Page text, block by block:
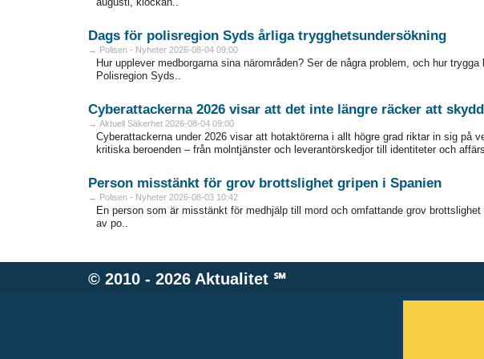
Dags för polisregion Syds årliga trygghetsundersökning
→ Polisen - Nyheter 2026-08-04 09:00
Hur upplever medborgarna sina närområden? Ser de några problem, och hur trygga
Polisregion Syds..
Cyberattackerna 2026 visar att det inte längre räcker att
→ Aktuell Säkerhet 2026-08-04 09:00
Cyberattackerna under 2026 visar att hotaktörerna i allt högre grad riktar in sig på
kritiska beroenden – från molntjänster och leverantörskedjor till identiteter och
Person misstänkt för grov brottslighet gripen i Spanien
→ Polisen - Nyheter 2026-08-03 10:42
En person som är misstänkt för medhjälp till mord och omfattande grov
av po..
© 2010 - 2026 Aktualitet℠